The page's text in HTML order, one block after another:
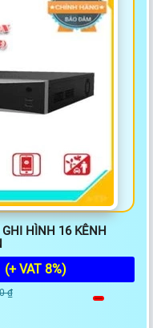
HÌNH 16 KÊNH
(+ VAT 8%)
₫